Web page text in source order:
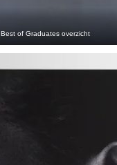
Best of Graduates overzicht